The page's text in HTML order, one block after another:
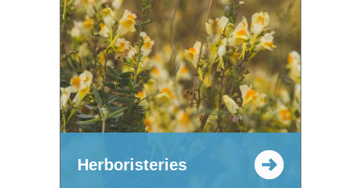
Herboristeries